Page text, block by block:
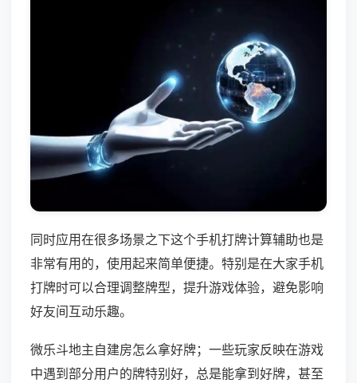
同时应用在很多场景之下这个手机打牌计算辅助也是
非常有用的，使用起来简单便捷。特别是在大家手机
打牌时可以合理调整牌型，提升游戏体验，避免影响
好友间互动乐趣。
微乐斗地主自建房怎么拿好牌；一些玩家反映在游戏
中遇到部分用户的牌特别好，总是能拿到好牌，甚至